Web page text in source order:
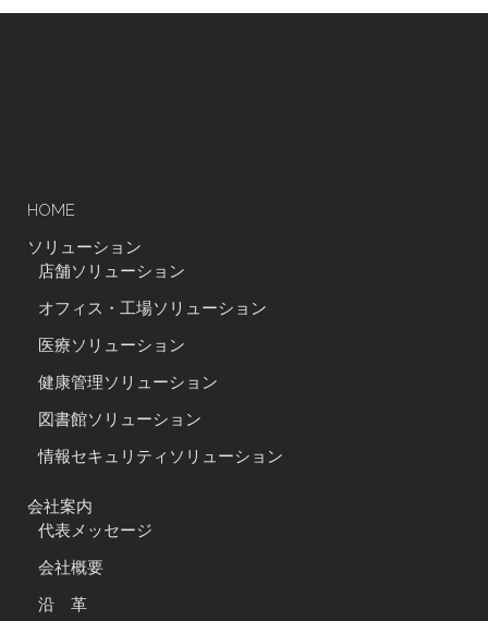
HOME
ソリューション
店舗ソリューション
オフィス・工場ソリューション
医療ソリューション
健康管理ソリューション
図書館ソリューション
情報セキュリティソリューション
会社案内
代表メッセージ
会社概要
沿 革